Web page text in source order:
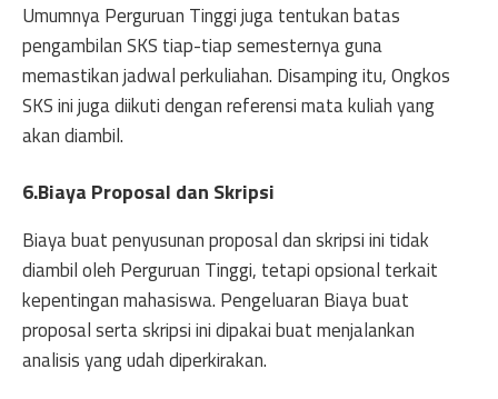
Umumnya Perguruan Tinggi juga tentukan batas
pengambilan SKS tiap-tiap semesternya guna
memastikan jadwal perkuliahan. Disamping itu, Ongkos
SKS ini juga diikuti dengan referensi mata kuliah yang
akan diambil.
6.Biaya Proposal dan Skripsi
Biaya buat penyusunan proposal dan skripsi ini tidak
diambil oleh Perguruan Tinggi, tetapi opsional terkait
kepentingan mahasiswa. Pengeluaran Biaya buat
proposal serta skripsi ini dipakai buat menjalankan
analisis yang udah diperkirakan.